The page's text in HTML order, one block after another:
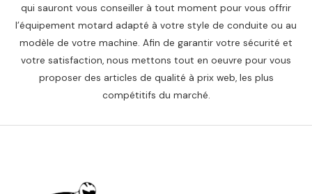
qui sauront vous conseiller à tout moment pour vous offrir
l’équipement motard adapté à votre style de conduite ou au
modèle de votre machine. Afin de garantir votre sécurité et
votre satisfaction, nous mettons tout en oeuvre pour vous
proposer des articles de qualité à prix web, les plus
compétitifs du marché.